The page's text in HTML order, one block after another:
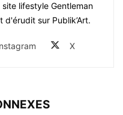
lifestyle Gentleman
d'érudit sur Publik’Art.
X